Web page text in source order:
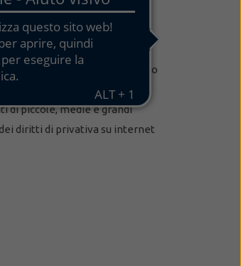
di consulenza specializzato
gestione di contenziosi
di piccole, medie e grandi
diritti di privativa su internet